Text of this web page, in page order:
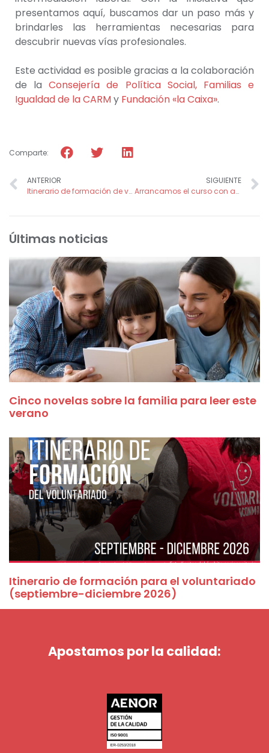
presentamos aquí, buscamos dar un paso más y
brindarles las herramientas necesarias para
descubrir nuevas vías profesionales.
Este actividad es posible gracias a la colaboración
de laConsejería de Política Social, Familias e
Igualdad de la CARMy Fundación «la Caixa».
Comparte:
ANTERIOR
Itinerario de formación de voluntariado y acción social (septiembre- diciembre 2025)
SIGUIENTE
Arrancamos el curso con actividades de voluntariado con nuestros mayores
Últimas noticias
Cinco novelas sobre la familia para leer este
verano
Itinerario de formación para el voluntariado
(septiembre-diciembre 2026)
Apostamos por la calidad: